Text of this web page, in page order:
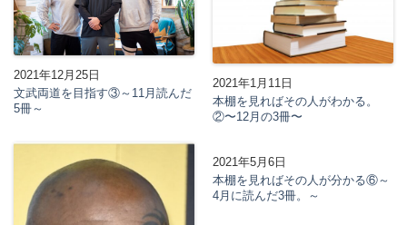
2021年12月25日
文武両道を目指す③～11月読んだ
5冊～
2021年1月11日
本棚を見ればその人がわかる。
②〜12月の3冊〜
2021年5月6日
本棚を見ればその人が分かる⑥～
4月に読んだ3冊。～